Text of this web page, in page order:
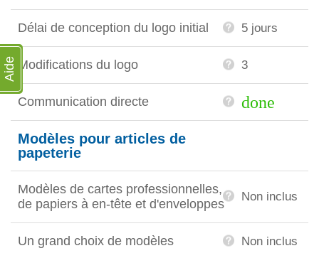
Délai de conception du logo initial 5 jours
Modifications du logo 3
Communication directe done
Modèles pour articles de
papeterie
Modèles de cartes professionnelles,
de papiers à en-tête et d'enveloppes
Non inclus
Un grand choix de modèles Non inclus
Aide